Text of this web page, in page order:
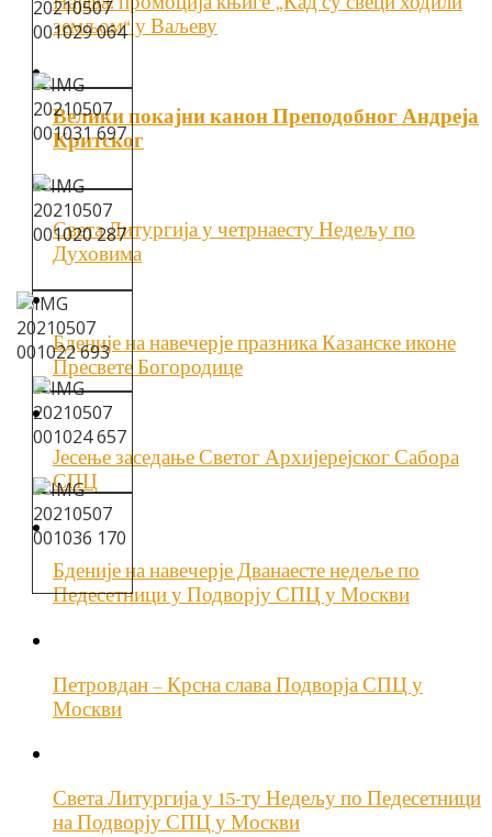
земљом“ у Ваљеву
Велики покајни канон Преподобног Андреја
Критског
Света Литургија у четрнаесту Недељу по
Духовима
Бденије на навечерје празника Казанске иконе
Пресвете Богородице
Јесење заседање Светог Архијерејског Сабора
СПЦ
Бденије на навечерје Дванаесте недеље по
Педесетници у Подворју СПЦ у Москви
Петровдан – Крсна слава Подворја СПЦ у
Москви
Света Литургија у 15-ту Недељу по Педесетници
на Подворју СПЦ у Москви